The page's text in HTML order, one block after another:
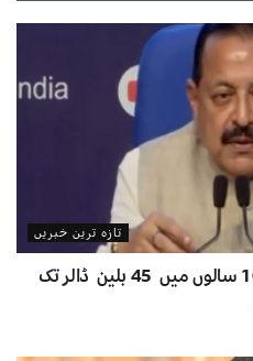
تازہ ترین خبریں
بھارت کی خلائی معیشت اگلے 10 سالوں میں 45 بلین ڈالر تک